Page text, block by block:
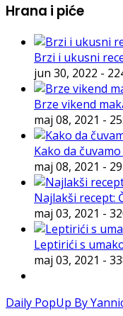
Hrana i piće
Brzi i ukusni
jun 30, 2022 -
Brze vikend
maj 08, 2021 -
Kako da
maj 08, 2021 -
Najlakši recept:
maj 03, 2021 -
Leptirići s
maj 03, 2021 -
Daily PopUp By